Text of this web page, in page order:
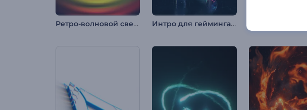
Ретро-волновoй светящийся логотип Интро для гейминга: Электро камень